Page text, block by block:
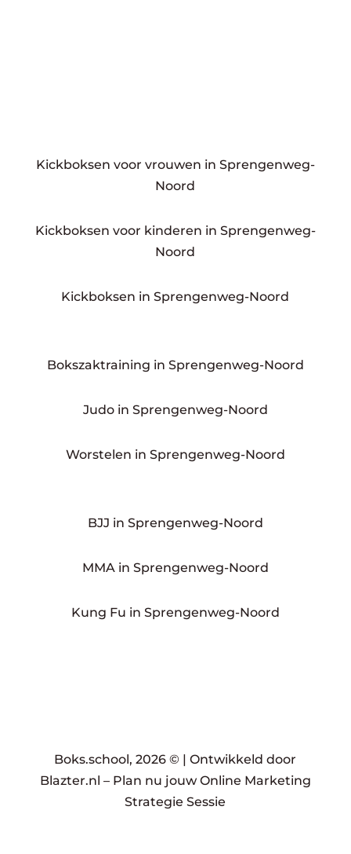
Kickboksen voor vrouwen in Sprengenweg-
Noord
Kickboksen voor kinderen in Sprengenweg-
Noord
Kickboksen in Sprengenweg-Noord
Bokszaktraining in Sprengenweg-Noord
Judo in Sprengenweg-Noord
Worstelen in Sprengenweg-Noord
BJJ in Sprengenweg-Noord
MMA in Sprengenweg-Noord
Kung Fu in Sprengenweg-Noord
Boks.school, 2026 © |Ontwikkeld door
Blazter.nl – Plan nu jouw Online Marketing
Strategie Sessie